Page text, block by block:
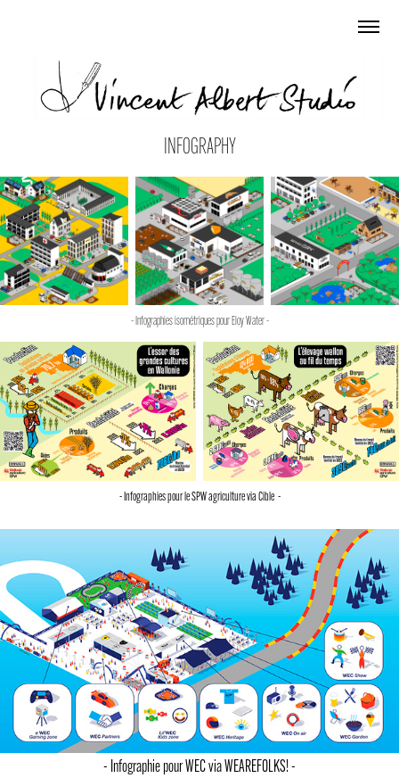
INFOGRAPHY
- Infographies isométriques pour Eloy Water -
- Infographies pour le SPW agriculture via Cible -
- Infographie pour WEC via WEAREFOLKS! -